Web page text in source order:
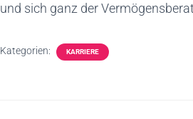
und sich ganz der
Kategorien: KARRIERE